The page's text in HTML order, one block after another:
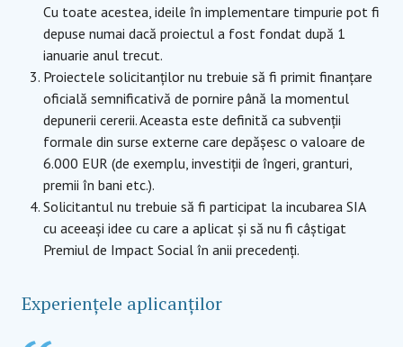
Cu toate acestea, ideile în implementare timpurie pot fi
depuse numai dacă proiectul a fost fondat după 1
ianuarie anul trecut.
Proiectele solicitanților nu trebuie să fi primit finanțare
oficială semnificativă de pornire până la momentul
depunerii cererii. Aceasta este definită ca subvenții
formale din surse externe care depășesc o valoare de
6.000 EUR (de exemplu, investiții de îngeri, granturi,
premii în bani etc.).
Solicitantul nu trebuie să fi participat la incubarea SIA
cu aceeași idee cu care a aplicat și să nu fi câștigat
Premiul de Impact Social în anii precedenți.
Experiențele aplicanților